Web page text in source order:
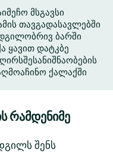
მსგავსი
თავგადასავლებში
ბარში
ყავით დატკბე
ქალაქში
რამდენიმე
შენს